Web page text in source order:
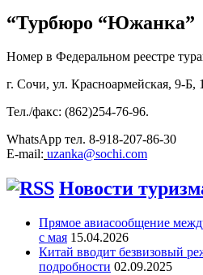
“Турбюро “Южанка”
Номер в Федеральном реестре
г. Сочи, ул. Красноармейская, 9-Б,
Тел./факс: (862)254-76-96.
WhatsApp тел. 8-918-207-86-30
E-mail: uzanka@sochi.com
Новости
Прямое авиасообщение
с мая 15.04.2026
Китай вводит безвизовый
подробности 02.09.2025